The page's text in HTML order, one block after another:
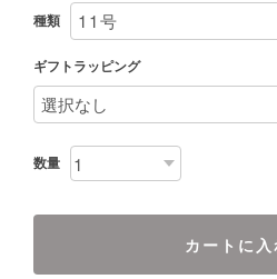
種類
ギフトラッピング
数量
カートに入